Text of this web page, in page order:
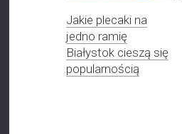
Jakie plecaki na
jedno ramię
Białystok cieszą się
popularnością